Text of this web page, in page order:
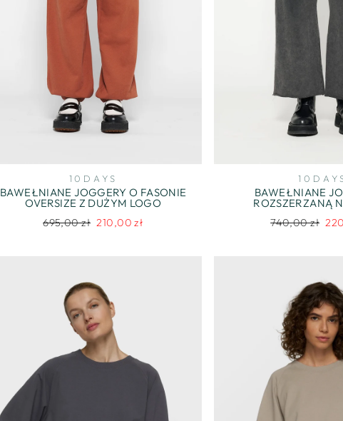
10DAYS
BAWEŁNIANE JOGGERY O FASONIE
OVERSIZE Z DUŻYM LOGO
Regularna
695,00 zł Cena
210,00 zł
BAWEŁNIANE
ROZSZERZANĄ
Regularna
740,00 zł Cena